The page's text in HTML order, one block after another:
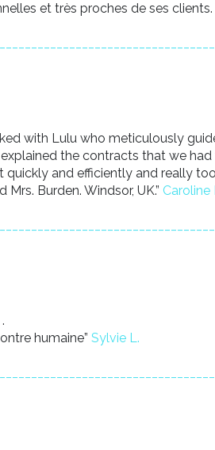
et très proches de ses
with Lulu who meticulously
the contracts that we had
and efficiently and really
Burden. Windsor, UK.” Caroline
humaine” Sylvie L.